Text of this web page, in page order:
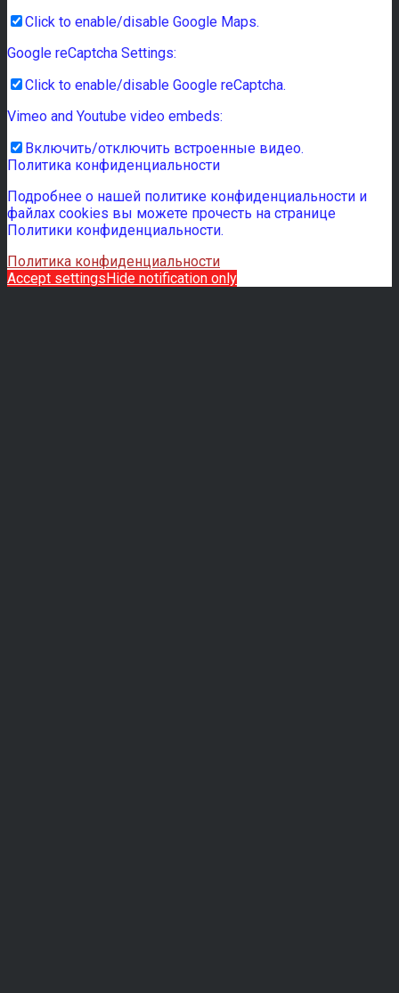
Click to enable/disable Google Maps.
Google reCaptcha Settings:
Click to enable/disable Google reCaptcha.
Vimeo and Youtube video embeds:
Включить/отключить встроенные видео.
Политика конфиденциальности
Подробнее о нашей политике конфиденциальности и
файлах cookies вы можете прочесть на странице
Политики конфиденциальности.
Политика конфиденциальности
Accept settingsHide notification only